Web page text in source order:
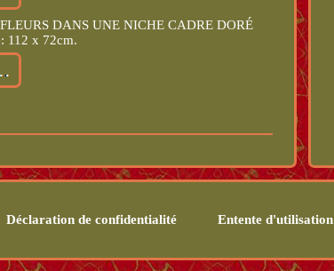
DANS UNE NICHE CADRE DORÉ
112 x 72cm.
Déclaration de confidentialité Entente d'utilisation